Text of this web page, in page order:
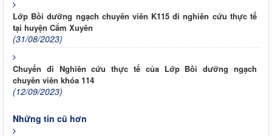
Lớp Bồi dưỡng ngạch chuyên viên K115 đi nghiên cứu thực tế
tại huyện Cẩm Xuyên
(31/08/2023)
Chuyến đi Nghiên cứu thực tế của Lớp Bồi dưỡng ngạch
chuyên viên khóa 114
(12/09/2023)
Những tin cũ hơn